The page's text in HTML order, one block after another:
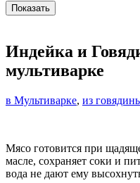
Индейка и
мультиварке
в Мультиварке, из
Мясо готовится при
масле, сохраняет соки и
вода не дают ему